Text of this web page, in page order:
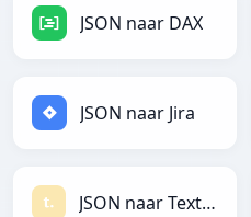
JSON naar DAX
JSON naar Jira
JSON naar Textile